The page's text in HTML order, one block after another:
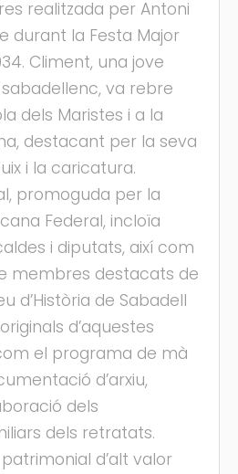
realitzada per Antoni
durant la Festa Major
Climent, una jove
va rebre
dels Maristes i a la
destacant per la seva
i la caricatura.
promoguda per la
Federal, incloïa
i diputats, així com
membres destacats de
d’Història de Sabadell
d’aquestes
el programa de mà
d’arxiu,
dels
dels retratats.
d’alt valor